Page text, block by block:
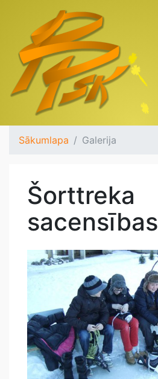
Sākumlapa Galerija
Šorttreka
sacensības